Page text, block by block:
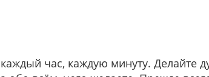
час, каждую минуту. Делайте